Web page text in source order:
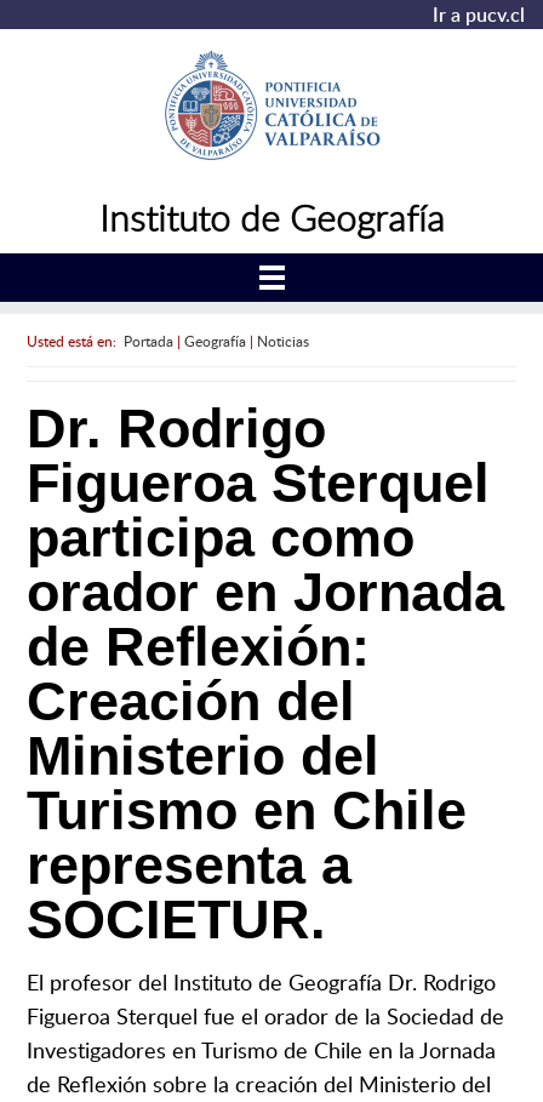
Ir a pucv.cl
Instituto de Geografía
Usted está en: Portada| Geografía| Noticias
Dr. Rodrigo
Figueroa Sterquel
participa como
orador en Jornada
de Reflexión:
Creación del
Ministerio del
Turismo en Chile
representa a
SOCIETUR.
El profesor del Instituto de Geografía Dr. Rodrigo
Figueroa Sterquel fue el orador de la Sociedad de
Investigadores en Turismo de Chile en la Jornada
de Reflexión sobre la creación del Ministerio del